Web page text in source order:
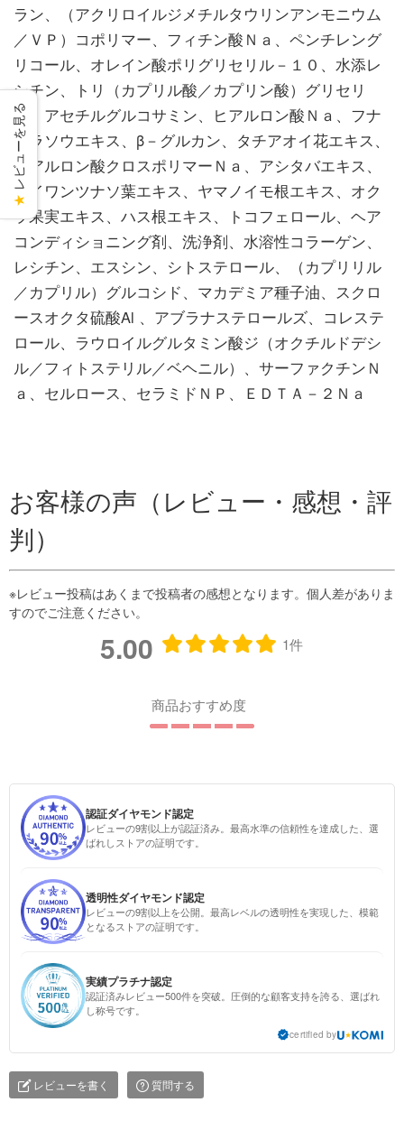
ラン、（アクリロイルジメチルタウリンアンモニウム
／ＶＰ）コポリマー、フィチン酸Ｎａ、ペンチレング
リコール、オレイン酸ポリグリセリル－１０、水添レ
シチン、トリ（カプリル酸／カプリン酸）グリセリ
ル、アセチルグルコサミン、ヒアルロン酸Ｎａ、フナ
バラソウエキス、β－グルカン、タチアオイ花エキス、
ヒアルロン酸クロスポリマーＮａ、アシタバエキス、
タイワンツナソ葉エキス、ヤマノイモ根エキス、オク
ラ果実エキス、ハス根エキス、トコフェロール、ヘア
コンディショニング剤、洗浄剤、水溶性コラーゲン、
レシチン、エスシン、シトステロール、（カプリリル
／カプリル）グルコシド、マカデミア種子油、スクロ
ースオクタ硫酸Al 、アブラナステロールズ、コレステ
ロール、ラウロイルグルタミン酸ジ（オクチルドデシ
ル／フィトステリル／ベヘニル）、サーファクチンＮ
ａ、セルロース、セラミドＮＰ、ＥＤＴＡ－２Ｎａ
お客様の声（レビュー・感想・評
判）
5.00 1件
商品おすすめ度
認証ダイヤモンド認定
レビューの9割以上が認証済み。最高水準の信頼性を達成した、選
ばれしストアの証明です。
透明性ダイヤモンド認定
レビューの9割以上を公開。最高レベルの透明性を実現した、模範
となるストアの証明です。
実績プラチナ認定
認証済みレビュー500件を突破。圧倒的な顧客支持を誇る、選ばれ
し称号です。
certified by
レビューを書く 質問する
★
レビューを見る